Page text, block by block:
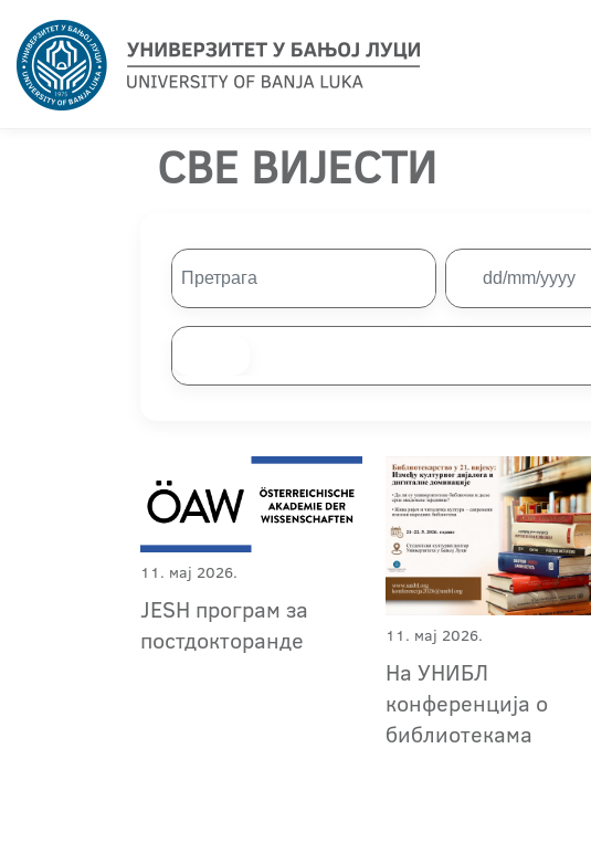
СВЕ ВИЈЕСТИ
11. мај 2026.
JESH програм за
постдокторанде
11. мај 2026.
На УНИБЛ
конференција о
библиотекама